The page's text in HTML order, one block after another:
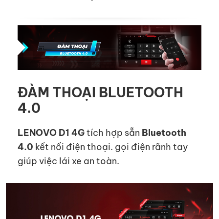
ĐÀM THOẠI BLUETOOTH
4.0
LENOVO D1 4Gtích hợp sẵn Bluetooth
4.0 kết nối điện thoại. gọi điện rãnh tay
giúp việc lái xe an toàn.